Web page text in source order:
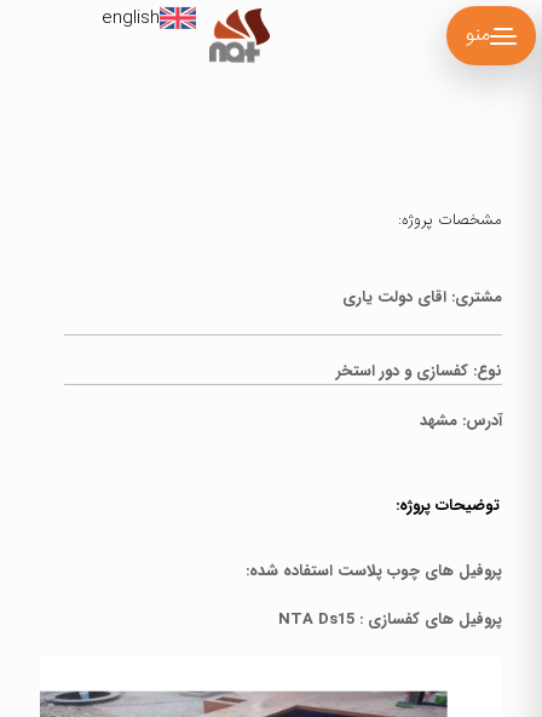
منو
english
مشخصات پروژه:
مشتری: اقای دولت یاری
نوع: کفسازی و دور استخر
آدرس: مشهد
توضیحات پروژه:
پروفیل های چوب پلاست استفاده شده:
پروفیل های کفسازی : NTA Ds15